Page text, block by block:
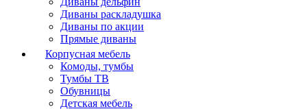
Диваны раскладушка
Диваны по акции
Прямые диваны
Корпусная мебель
Комоды, тумбы
Тумбы ТВ
Обувницы
Детская мебель